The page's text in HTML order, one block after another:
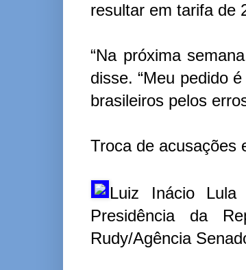
resultar em tarifa de
“Na próxima
disse. “Meu pedido
brasileiros pelos
Troca de acusações
Luiz Inácio
Presidência da
Rudy/Agência